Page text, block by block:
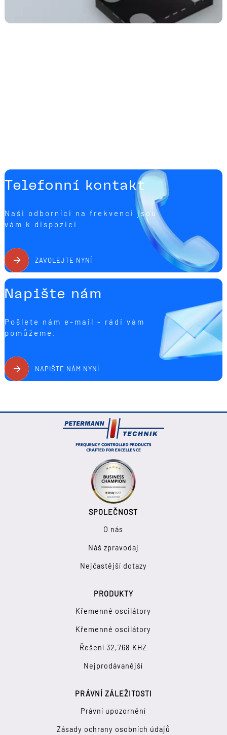
Telefonní kontakt
Naši odborníci na frekvenci jsou
vám k dispozici
ZAVOLEJTE NYNÍ
Napište nám
Pošlete nám e-mail - rádi vám
pomůžeme.
NAPIŠTE NÁM NYNÍ
SPOLEČNOST
O nás
Náš zpravodaj
Nejčastější dotazy
PRODUKTY
Křemenné oscilátory
Křemenné oscilátory
Řešení 32,768 KHZ
Nejprodávanější
PRÁVNÍ ZÁLEŽITOSTI
Právní upozornění
Zásady ochrany osobních údajů